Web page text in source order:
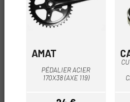
AMAT
PÉDALIER ACIER
170X38 (AXE 119)